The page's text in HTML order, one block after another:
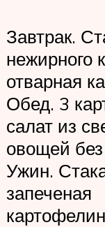
Завтрак.
нежирного
отварная
Обед. 3
салат из
овощей
Ужин.
запеченая